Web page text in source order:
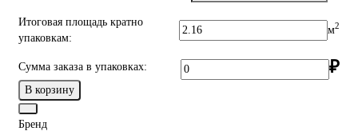
Итоговая площадь кратно
упаковкам:
м2
Сумма заказа в упаковках: ₽
В корзину
Бренд